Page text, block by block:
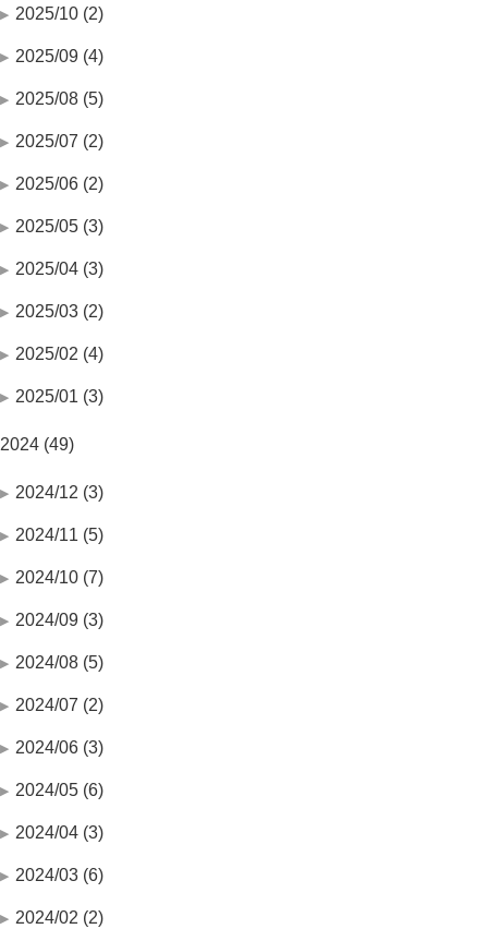
2025/10 (2)
2025/09 (4)
2025/08 (5)
2025/07 (2)
2025/06 (2)
2025/05 (3)
2025/04 (3)
2025/03 (2)
2025/02 (4)
2025/01 (3)
2024 (49)
2024/12 (3)
2024/11 (5)
2024/10 (7)
2024/09 (3)
2024/08 (5)
2024/07 (2)
2024/06 (3)
2024/05 (6)
2024/04 (3)
2024/03 (6)
2024/02 (2)